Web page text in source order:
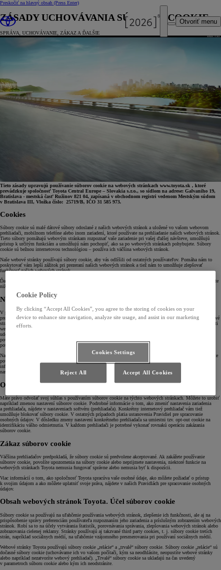
Preskočiť na hlavný obsah (Press Enter)
Otvoriť menu
ZÁSADY UCHOVÁVANIA SÚBOROV COOKIE
SPRÁVA, UCHOVÁVANIE, ZÁKAZ A ĎALŠIE
Tieto zásady upravujú používanie súborov cookie na webových stránkach www.toyota.sk , ktoré
prevádzkuje spoločnosť Toyota Central Europe – Slovakia s.r.o., so sídlom na adrese: Galvaniho 19,
Bratislava - mestská časť Ružinov 821 04, zapísaná v obchodnom registri vedenom Mestským súdom
v Bratislava III, Vložka číslo: 25719/B, IČO 31 585 973.
Cookies
Súbory cookie sú malé dátové súbory odoslané z našich webových stránok a uložené vo vašom webovom
prehliadači, mobilnom telefóne alebo inom zariadení, ktoré používate na prehliadanie našich webových stránok.
Tieto súbory pomáhajú webovým stránkam rozpoznať vaše zariadenie pri vašej ďalšej návšteve, umožňujú
prístup k určitým funkciám a umožňujú nám pochopiť, ako sa po webových stránkach pohybujete. Súbory
cookie sú bežnou internetovou technológiou – používa ich väčšina webových stránok.
Naše webové stránky používajú súbory cookie, aby vás odlíšili od ostatných používateľov. Pomáha nám to
poskytovať vám lepší zážitok pri prezeraní našich webových stránok a tiež nám to umožňuje zlepšovať
funkčnosť našich webových stránok.
Ďalšie informácie o jednotlivých kategóriách súborov cookie, ich pôvode a dátume skončenia platnosti nájdete
nižšie.
Nastavenia webových stránok
V predvolenom nastavení schvaľujete súbory cookie vo svojich prehliadačoch. Môžete zmeniť nastavenia
prehliadača a kontrolovať pohyb súborov cookie ich prijatím alebo odmietnutím. Samozrejme, na naše webové
stránky môžete pristupovať aj bez inštalácie súborov cookie. To sa však prejaví znížením úrovne použiteľnosti
webových stránok. Spoločnosť TCE zaznamenáva a používa súbory cookie s vaším súhlasom, ktorý ste nám
udelili tým, že pokračujete v používaní stránok bez toho, aby ste zmenili nastavenia prehliadača, ktoré
používate pri návšteve našich stránok. Informujeme vás o tom prostredníctvom banneru na stránkach („jasné
potvrdenie“).
Na uvedenej webovej stránke sa nachádza nástroj, ktorý vám umožňuje spravovať súbory cookie. Ak ho chcete
používať, váš prehliadač musí podporovať JavaScript. Ak váš prehliadač nespĺňa vyššie uvedenú podmienku,
informácie o súboroch cookie môžete zobraziť, ale spravovať ich môžete iba manuálne prostredníctvom
nastavení prehliadača.
Odvolanie súhlasu so súbormi cookie
Máte právo odvolať svoj súhlas s používaním súborov cookie na týchto webových stránkach. Môžete to urobiť
napríklad zmenou nastavení súborov cookie. Podrobné informácie o tom, ako zmeniť nastavenia zariadenia
a prehliadača, nájdete v nastaveniach softvéru (prehliadača). Konkrétny internetový prehliadač vám tiež
umožňuje blokovať súbory cookie. V ostatných prípadoch platia ustanovenia Pravidiel pre spracovanie
osobných údajov. V dôsledku zmeny nastavení konkrétneho prehliadača sa umiestni tzv. opt-out cookie na
identifikáciu vášho odmietnutia. V každom prehliadači je potrebné vykonať rovnakú operáciu zakázania
súborov cookie.
Zákaz súborov cookie
Väčšina prehliadačov predpokladá, že súbory cookie sú predvolene akceptované. Ak zakážete používanie
súborov cookie, povolíte upozornenia na súbory cookie alebo neprijmete nastavenia, niektoré funkcie na
webových stránkach Toyota nemusia fungovať správne alebo nemusia byť k dispozícii.
Viac informácií o tom, ako spoločnosť Toyota spracúva vaše osobné údaje, ako môžete požiadať o prístup
k svojim údajom a ako môžete uplatniť svoje práva, nájdete v našich Pravidlách pre spracovanie osobných
údajov.
Obsah webových stránok Toyota. Účel súborov cookie
Súbory cookie sa používajú na uľahčenie používania webových stránok, zlepšenie ich funkčnosti, ale aj na
prispôsobenie správy preferenciám používateľa rozpoznaním jeho zariadenia a príslušným zobrazením webových
stránok. Robí sa to na účely vytvárania štatistík, porovnávania správania, zlepšovania webových stránok alebo
zobrazovania cielenej reklamy. Stránky používajú aj takzvané third party cookies, t. j. súbory cookie tretích
strán, napríklad sociálnych médií, na uľahčenie vzájomného presmerovania pri používaní sociálnych médií.
Webové stránky Toyota používajú súbory cookie „relácie“ a „trvalé“ súbory cookie. Súbory cookie „relácie“ sú
dočasné súbory cookie (uchovávame ich vo vašom počítači, kým sa neodhlásite, neopustíte webové stránky
alebo napríklad nezatvoríte webový prehliadač). „Trvalé“ súbory cookie sa ukladajú na čas uvedený
v parametroch súboru cookie alebo kým ich neodstránite.
Cookie Policy
By clicking “Accept All Cookies”, you agree to the storing of cookies on your
device to enhance site navigation, analyze site usage, and assist in our marketing
efforts.
Cookies Settings
Reject All Accept All Cookies